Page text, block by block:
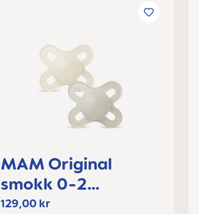
MAM Original
smokk 0-2
måneder
129,00 kr